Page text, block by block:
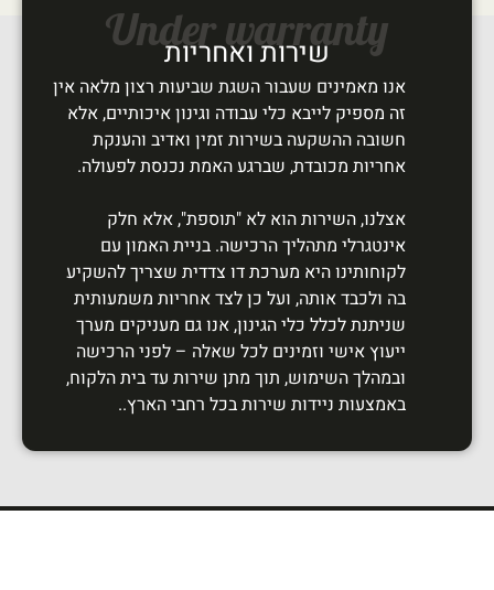
Under warranty
שירות ואחריות
אנו מאמינים שעבור השגת שביעות רצון מלאה אין
זה מספיק לייבא כלי עבודה וגינון איכותיים, אלא
חשובה ההשקעה בשירות זמין ואדיב והענקת
אחריות מכובדת, שברגע האמת נכנסת לפעולה.
אצלנו, השירות הוא לא "תוספת", אלא חלק
אינטגרלי מתהליך הרכישה. בניית האמון עם
לקוחותינו היא מערכת דו צדדית שצריך להשקיע
בה ולכבד אותה, ועל כן לצד אחריות משמעותית
שניתנת לכלל כלי הגינון, אנו גם מעניקים מערך
ייעוץ אישי וזמינים לכל שאלה – לפני הרכישה
ובמהלך השימוש, תוך מתן שירות עד בית הלקוח,
באמצעות ניידות שירות בכל רחבי הארץ..